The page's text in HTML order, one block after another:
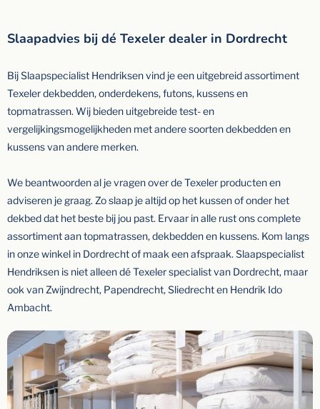
Slaapadvies bij dé Texeler dealer in Dordrecht
Bij Slaapspecialist Hendriksen vind je een uitgebreid assortiment
Texeler dekbedden, onderdekens, futons, kussens en
topmatrassen. Wij bieden uitgebreide test- en
vergelijkingsmogelijkheden met andere soorten dekbedden en
kussens van andere merken.
We beantwoorden al je vragen over de Texeler producten en
adviseren je graag. Zo slaap je altijd op het kussen of onder het
dekbed dat het beste bij jou past. Ervaar in alle rust ons complete
assortiment aan topmatrassen, dekbedden en kussens. Kom langs
in onze winkel in Dordrecht of maak een afspraak. Slaapspecialist
Hendriksen is niet alleen dé Texeler specialist van Dordrecht, maar
ook van Zwijndrecht, Papendrecht, Sliedrecht en Hendrik Ido
Ambacht.